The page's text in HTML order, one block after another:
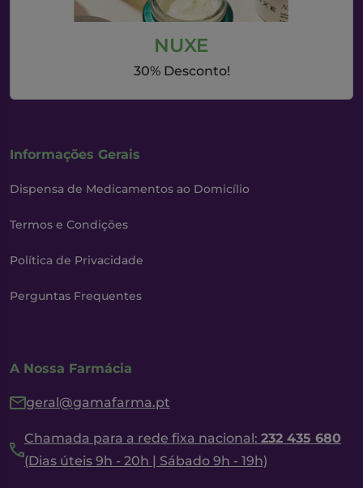
NUXE
30% Desconto!
Informações Gerais
Dispensa de Medicamentos ao Domicílio
Termos e Condições
Política de Privacidade
Perguntas Frequentes
A Nossa Farmácia
geral@gamafarma.pt
Chamada para a rede fixa nacional: 232 435 680
(Dias úteis 9h - 20h | Sábado 9h - 19h)